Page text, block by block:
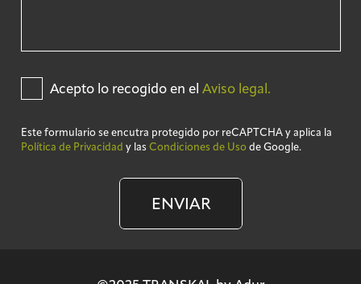
Acepto lo recogido en el Aviso legal.
Este formulario se encutra protegido por reCAPTCHA y aplica la
Política de Privacidad y las Condiciones de Uso de Google.
ENVIAR